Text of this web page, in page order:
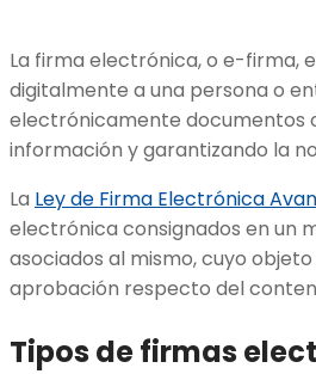
La firma electrónica, o e-firma,
digitalmente a una persona o
electrónicamente documentos
información y garantizando la
La Ley de Firma Electrónica
electrónica consignados en un
asociados al mismo, cuyo
aprobación respecto del
Tipos de firmas